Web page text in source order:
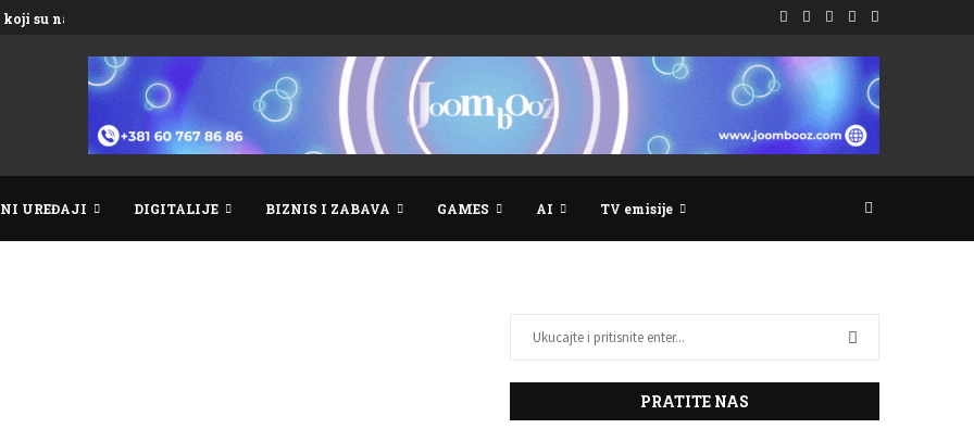
su nadmašili...
UREĐAJI DIGITALIJE BIZNIS I ZABAVA GAMES AI TV emisije
PRATITE NAS